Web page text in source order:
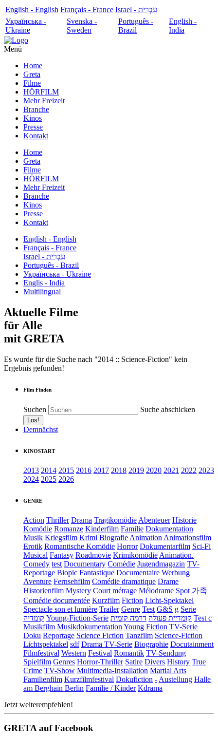
English - English Français - France
עִבְרִית - Israel
Українська -
Ukraine
Svenska -
Sweden
Português -
Brazil
English -
India
Menü
Home
Greta
Filme
HÖRFILM
Mehr Freizeit
Branche
Kinos
Presse
Kontakt
Home
Greta
Filme
HÖRFILM
Mehr Freizeit
Branche
Kinos
Presse
Kontakt
English - English
Français - France
עִבְרִית - Israel
Português - Brazil
Українська - Ukraine
Englis - India
Multilingual
Aktuelle Filme
für Alle
mit GRETA
Es wurde für die Suche nach "2014 :: Science-Fiction" kein
Ergebnis gefunden!
Film Finden
Suchen Suche abschicken
Demnächst
KINOSTART
2013 2014 2015 2016 2017 2018 2019 2020 2021 2022 2023
2024 2025 2026
GENRE
Action Thriller Drama Tragikomödie Abenteuer Historie
Komödie Romanze Kinderfilm Familie Dokumentation
Musik Kriegsfilm Krimi Biografie Animation Animationsfilm
Erotik Romantische Komödie Horror Dokumentarfilm Sci-Fi
Musical Fantasy Roadmovie Krimikomödie Animation.
Comedy test Documentary Comédie Jugendmagazin TV-
Reportage Biopic Fantastique Documentaire Werbung
Aventure Fernsehfilm Comédie dramatique Drame
Historienfilm Mystery Court métrage Mélodrame Spot 가족
Comédie documentée Kurzfilm Fiction Licht-Spektakel
Spectacle son et lumière Trailer Genre Test G&S g Serie
קומדיה Young-Fiction-Serie קומדיית פעולה דרמה קומית
Test c
Musikfilm Musikdokumentation Young Fiction TV-Serie
Doku Reportage Science Fiction Tanzfilm Science-Fiction
Lichtspektakel sdf Drama TV-Serie Biographie Docutainment
Filmfestival Western Festival Romantik TV-Sendung
Spielfilm Genres Horror-Thriller Satire Divers History True
Crime TV-Show Multimedia-Installation Martial Arts
Familienfilm Kurzfilmfestival Dokufiction - Austellung Halle
am Berghain Berlin Familie / Kinder Kdrama
Jetzt weiterempfehlen!
GRETA auf Facebook